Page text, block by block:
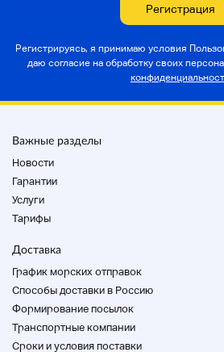
Регистрация
Регистрируясь, я принимаю условия
даю согласие на обработку своих
Важные разделы
Новости
Гарантии
Услуги
Тарифы
Доставка
График морских отправок
Способы доставки в Россию
Формирование посылок
Транспортные компании
Cроки и условия поставки